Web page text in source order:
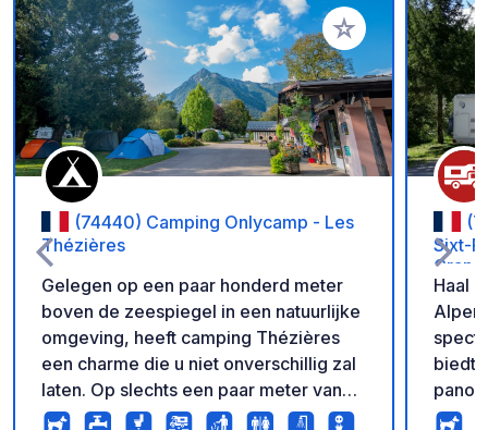
Voeg toe aan je
(74440) Camping Onlycamp - Les
Thézières
Gelegen op een paar honderd meter
boven de zeespiegel in een natuurlijke
omgeving, heeft camping Thézières
een charme die u niet onverschillig zal
laten. Op slechts een paar meter van
het dorp en zeer dicht bij het station
Sixt-
Haal
biedt
Een